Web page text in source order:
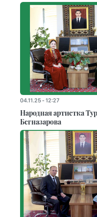
04.11.25 - 12:27
Народная артистка
Бегназарова